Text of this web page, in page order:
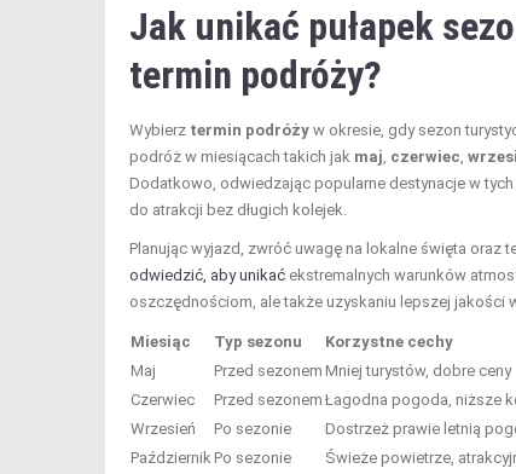
Jak unikać pułapek
termin podróży?
Wybierz termin podróży w okresie, gdy sezon
podróż w miesiącach takich jak maj czerwiec
Dodatkowo, odwiedzając popularne destynacje w
do atrakcji bez długich kolejek.
Planując wyjazd, zwróć uwagę na lokalne święta
odwiedzić, aby unikać ekstremalnych warunków
oszczędnościom, ale także uzyskaniu lepszej jakości
Miesiąc Typ sezonu
Korzystne cechy
Maj
Przed sezonem Mniej turystów, dobre ceny
Czerwiec
Przed sezonem Łagodna pogoda, niższe
Wrzesień
Po sezonie
Dostrzeż prawie letnią
Październik Po sezonie
Świeże powietrze,